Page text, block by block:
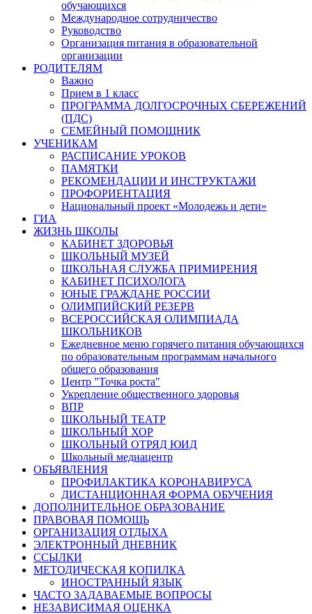
обучающихся
Международное сотрудничество
Руководство
Организация питания в образовательной
организации
РОДИТЕЛЯМ
Важно
Прием в 1 класс
ПРОГРАММА ДОЛГОСРОЧНЫХ СБЕРЕЖЕНИЙ
(ПДС)
СЕМЕЙНЫЙ ПОМОЩНИК
УЧЕНИКАМ
РАСПИСАНИЕ УРОКОВ
ПАМЯТКИ
РЕКОМЕНДАЦИИ И ИНСТРУКТАЖИ
ПРОФОРИЕНТАЦИЯ
Национальный проект «Молодежь и дети»
ГИА
ЖИЗНЬ ШКОЛЫ
КАБИНЕТ ЗДОРОВЬЯ
ШКОЛЬНЫЙ МУЗЕЙ
ШКОЛЬНАЯ СЛУЖБА ПРИМИРЕНИЯ
КАБИНЕТ ПСИХОЛОГА
ЮНЫЕ ГРАЖДАНЕ РОССИИ
ОЛИМПИЙСКИЙ РЕЗЕРВ
ВСЕРОССИЙСКАЯ ОЛИМПИАДА
ШКОЛЬНИКОВ
Ежедневное меню горячего питания обучающихся
по образовательным программам начального
общего образования
Центр "Точка роста"
Укрепление общественного здоровья
ВПР
ШКОЛЬНЫЙ ТЕАТР
ШКОЛЬНЫЙ ХОР
ШКОЛЬНЫЙ ОТРЯД ЮИД
Школьный медиацентр
ОБЪЯВЛЕНИЯ
ПРОФИЛАКТИКА КОРОНАВИРУСА
ДИСТАНЦИОННАЯ ФОРМА ОБУЧЕНИЯ
ДОПОЛНИТЕЛЬНОЕ ОБРАЗОВАНИЕ
ПРАВОВАЯ ПОМОЩЬ
ОРГАНИЗАЦИЯ ОТДЫХА
ЭЛЕКТРОННЫЙ ДНЕВНИК
ССЫЛКИ
МЕТОДИЧЕСКАЯ КОПИЛКА
ИНОСТРАННЫЙ ЯЗЫК
ЧАСТО ЗАДАВАЕМЫЕ ВОПРОСЫ
НЕЗАВИСИМАЯ ОЦЕНКА